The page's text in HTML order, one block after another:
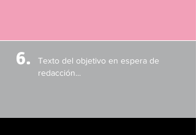
6.
Texto del objetivo en espera de
redacción...